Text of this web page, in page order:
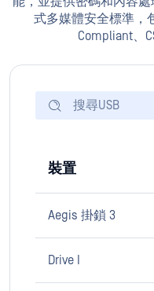
式多媒體安全標準，
Compliant、
裝置
Aegis 掛鎖 3
Drive I